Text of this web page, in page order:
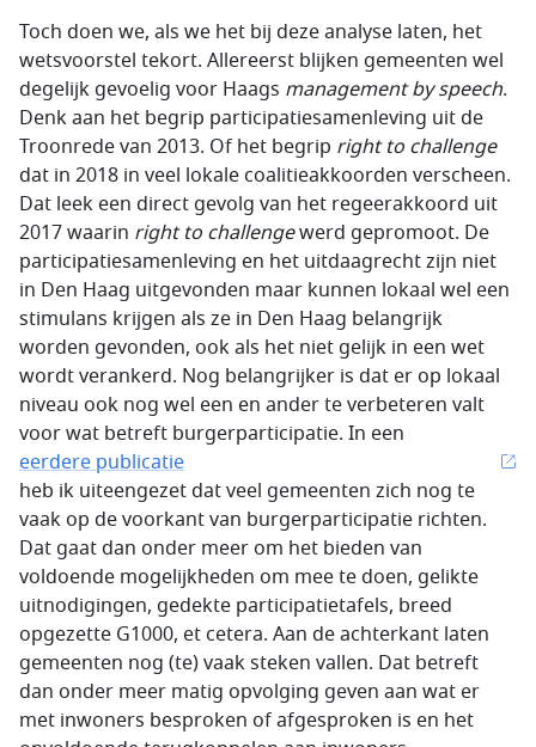
Toch doen we, als we het bij deze analyse laten, het
wetsvoorstel tekort. Allereerst blijken gemeenten wel
degelijk gevoelig voor Haags management by speech.
Denk aan het begrip participatiesamenleving uit de
Troonrede van 2013. Of het begrip right to challenge
dat in 2018 in veel lokale coalitieakkoorden verscheen.
Dat leek een direct gevolg van het regeerakkoord uit
2017 waarin right to challengewerd gepromoot. De
participatiesamenleving en het uitdaagrecht zijn niet
in Den Haag uitgevonden maar kunnen lokaal wel een
stimulans krijgen als ze in Den Haag belangrijk
worden gevonden, ook als het niet gelijk in een wet
wordt verankerd. Nog belangrijker is dat er op lokaal
niveau ook nog wel een en ander te verbeteren valt
voor wat betreft burgerparticipatie. In een
eerdere publicatie
heb ik uiteengezet dat veel gemeenten zich nog te
vaak op de voorkant van burgerparticipatie richten.
Dat gaat dan onder meer om het bieden van
voldoende mogelijkheden om mee te doen, gelikte
uitnodigingen, gedekte participatietafels, breed
opgezette G1000, et cetera. Aan de achterkant laten
gemeenten nog (te) vaak steken vallen. Dat betreft
dan onder meer matig opvolging geven aan wat er
met inwoners besproken of afgesproken is en het